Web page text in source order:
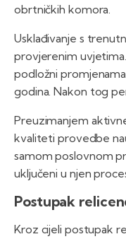
obrtničkih komora.
Usklađivanje s
provjerenim
podložni
godina. Nakon tog
Preuzimanjem
kvaliteti provedbe
samom poslovnom
uključeni u njen
Postupak
Kroz cijeli postupak